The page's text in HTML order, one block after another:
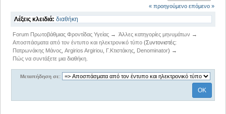
« προηγούμενο επόμενο »
Λέξεις κλειδιά: διαθήκη
Forum Πρωτοβάθμιας Φροντίδας Υγείας→ Άλλες κατηγορίες μηνυμάτων →
Αποσπάσματα από τον έντυπο και ηλεκτρονικό τύπο(Συντονιστές:
Πατρωνάκης Μάνος, Argirios Argiriou, Γ.Κτιστάκης, Denominator) →
Πώς να συντάξετε μια διαθήκη.
Μεταπήδηση σε: